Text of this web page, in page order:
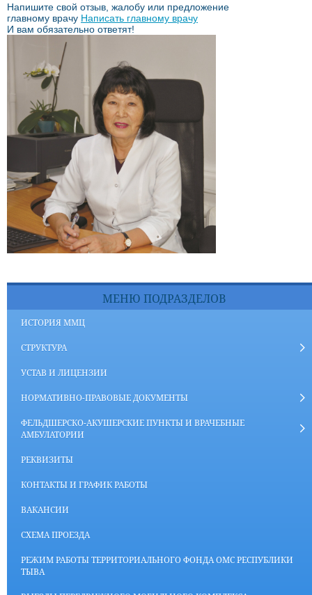
Напишите свой отзыв, жалобу или предложение
главному врачу Написать главному врачу
И вам обязательно ответят!
МЕНЮ ПОДРАЗДЕЛОВ
ИСТОРИЯ ММЦ
СТРУКТУРА
УСТАВ И ЛИЦЕНЗИИ
НОРМАТИВНО-ПРАВОВЫЕ ДОКУМЕНТЫ
ФЕЛЬДШЕРСКО-АКУШЕРСКИЕ ПУНКТЫ И ВРАЧЕБНЫЕ
АМБУЛАТОРИИ
РЕКВИЗИТЫ
КОНТАКТЫ И ГРАФИК РАБОТЫ
ВАКАНСИИ
СХЕМА ПРОЕЗДА
РЕЖИМ РАБОТЫ ТЕРРИТОРИАЛЬНОГО ФОНДА ОМС РЕСПУБЛИКИ
ТЫВА